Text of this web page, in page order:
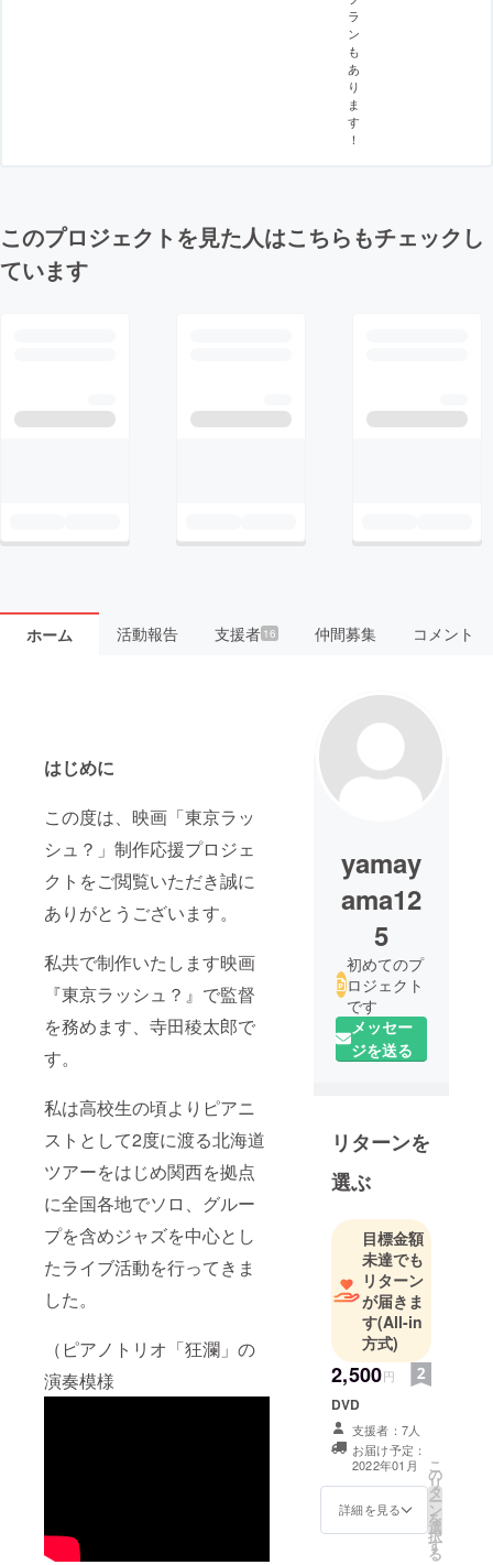
ラ
ン
も
あ
り
ま
す
！
このプロジェクトを見た人はこちらもチェックし
ています
ホーム 活動報告 支援者 16 仲間募集 コメント
はじめに
この度は、映画「東京ラッ
シュ？」制作応援プロジェ
クトをご閲覧いただき誠に
ありがとうございます。
私共で制作いたします映画
『東京ラッシュ？』で監督
を務めます、寺田稜太郎で
す。
私は高校生の頃よりピアニ
ストとして2度に渡る北海道
ツアーをはじめ関西を拠点
に全国各地でソロ、グルー
プを含めジャズを中心とし
たライブ活動を行ってきま
した。
（ピアノトリオ「狂瀾」の
演奏模様
yamay
ama12
5
初めてのプ
ロジェクト
です
メッセー
ジを送る
リターンを
選ぶ
目標金額
未達でも
リターン
が届きま
す(All-in
方式)
2,500円
DVD
支援者：7人
お届け予定：
2022年01月
詳細を見る
こ
の
リ
タ
ー
ン
を
選
択
す
る